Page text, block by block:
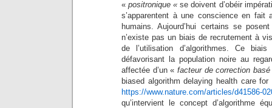
«positronique «se doivent d’obéir
s’apparentent à une conscience en fait
humains. Aujourd’hui certains se
n’existe pas un biais de recrutement à
de l’utilisation d’algorithmes. Ce
défavorisant la population noire au
affectée d’un «facteur de correction
biased algorithm delaying health care
https://www.nature.com/articles/d41586-
qu’intervient le concept d’algorithme